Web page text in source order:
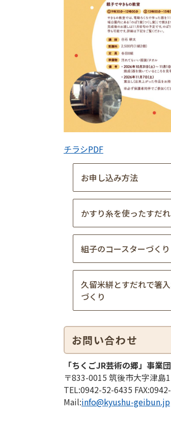
チラシPDF
お申し込み方法
かすり糸を使ったすだ
組子のコースターづくり
久留米絣とすだれで箸
づくり
お問い合わせ
「ちくごJR芸術の郷」事業団
〒833-0015 筑後市大字津島
TEL:0942-52-6435 FAX:
Mail:info@kyushu-geibun.jp